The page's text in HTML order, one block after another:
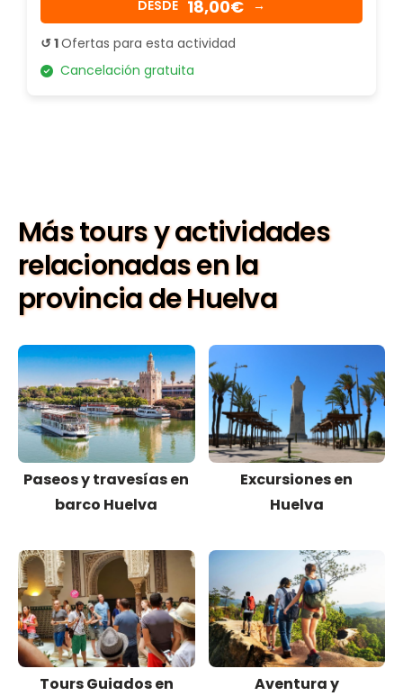
DESDE 18,00€ →
↺ 1Ofertas para esta actividad
Cancelación gratuita
Más tours y actividades
relacionadas en la
provincia de Huelva
Paseos y travesías en
barco Huelva
Excursiones en
Huelva
Tours Guiados en
Aventura y